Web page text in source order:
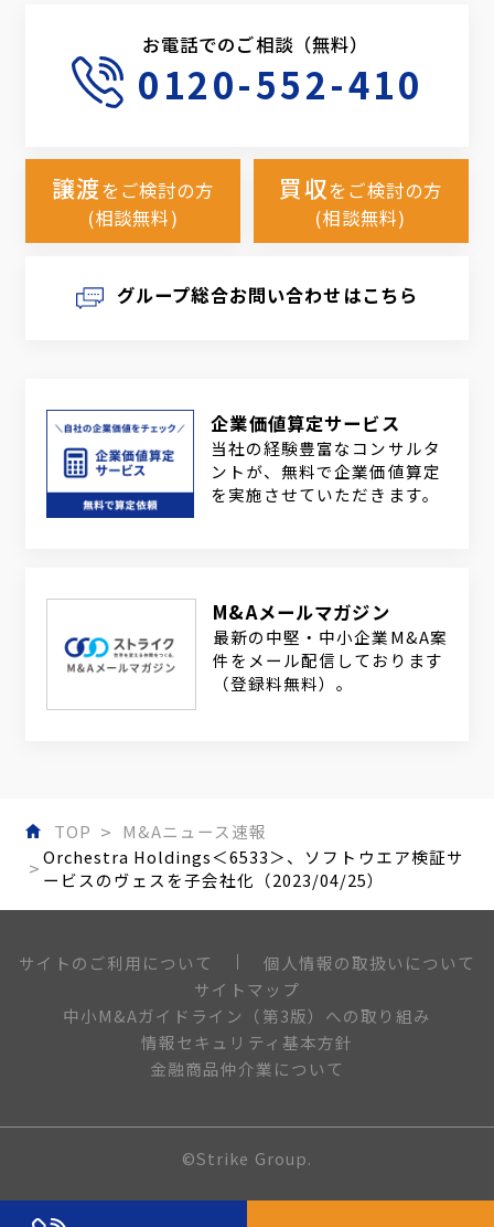
お電話でのご相談（無料）
0120-552-410
譲渡をご検討の方
(相談無料)
買収をご検討の方
(相談無料)
グループ総合お問い合わせはこちら
企業価値算定サービス
当社の経験豊富なコンサルタ
ントが、無料で企業価値算定
を実施させていただきます。
M&Aメールマガジン
最新の中堅・中小企業M&A案
件をメール配信しております
（登録料無料）。
TOP
M&Aニュース速報
Orchestra Holdings＜6533＞、ソフトウエア検証サ
ービスのヴェスを子会社化（2023/04/25）
サイトのご利用について
個人情報の取扱いについて
サイトマップ
中小M&Aガイドライン（第3版）への取り組み
情報セキュリティ基本方針
金融商品仲介業について
©Strike Group.